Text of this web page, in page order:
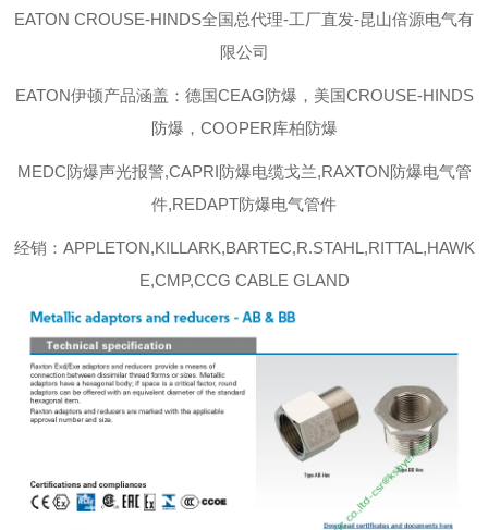
EATON CROUSE-HINDS全国总代理-工厂直发-昆山倍源电气有
限公司
EATON伊顿产品涵盖：德国CEAG防爆，美国CROUSE-HINDS
防爆，COOPER库柏防爆
MEDC防爆声光报警,CAPRI防爆电缆戈兰,RAXTON防爆电气管
件,REDAPT防爆电气管件
经销：APPLETON,KILLARK,BARTEC,R.STAHL,RITTAL,HAWK
E,CMP,CCG CABLE GLAND